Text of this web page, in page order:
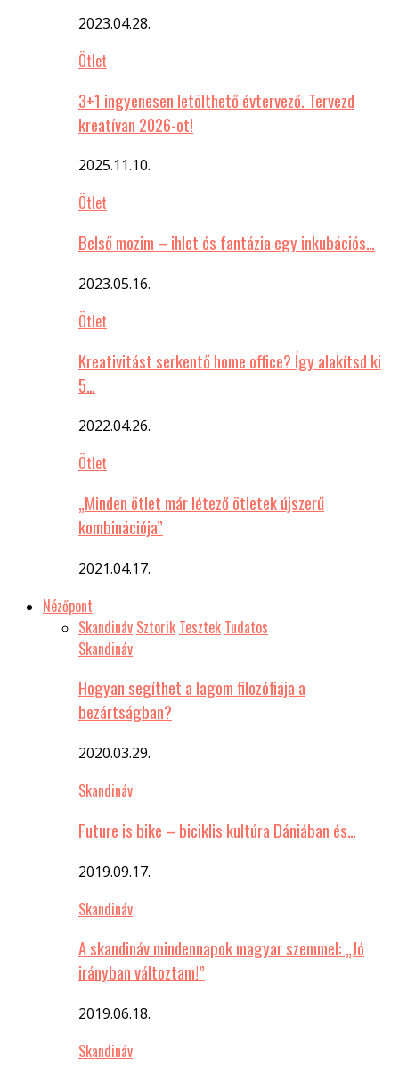
2023.04.28.
Ötlet
3+1 ingyenesen letölthető évtervező. Tervezd
kreatívan 2026-ot!
2025.11.10.
Ötlet
Belső mozim – ihlet és fantázia egy inkubációs…
2023.05.16.
Ötlet
Kreativitást serkentő home office? Így alakítsd ki
5…
2022.04.26.
Ötlet
„Minden ötlet már létező ötletek újszerű
kombinációja”
2021.04.17.
Nézőpont
Skandináv Sztorik Tesztek Tudatos
Skandináv
Hogyan segíthet a lagom filozófiája a
bezártságban?
2020.03.29.
Skandináv
Future is bike – biciklis kultúra Dániában és…
2019.09.17.
Skandináv
A skandináv mindennapok magyar szemmel: „Jó
irányban változtam!”
2019.06.18.
Skandináv